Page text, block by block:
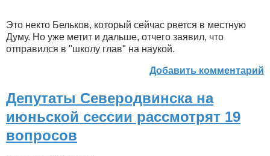
Это некто Бельков, который сейчас рвется в местную
Думу. Но уже метит и дальше, отчего заявил, что
отправился в "школу глав" на наукой.
Добавить комментарий
Депутаты Северодвинска на
июньской сессии рассмотрят 19
вопросов